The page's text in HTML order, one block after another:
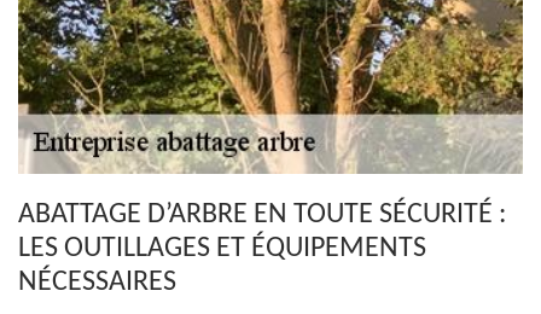
ABATTAGE D’ARBRE EN TOUTE SÉCURITÉ :
LES OUTILLAGES ET ÉQUIPEMENTS
NÉCESSAIRES